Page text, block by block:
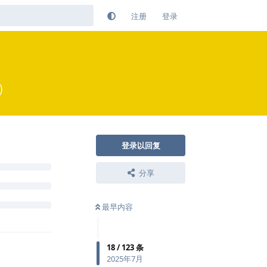
注册 登录
登录以回复
分享
最早内容
18/123条
2025年7月